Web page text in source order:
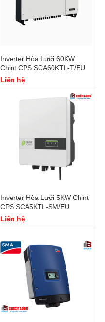
Inverter Hòa Lưới 60KW
Chint CPS SCA60KTL-T/EU
Liên hệ
Inverter Hòa Lưới 5KW Chint
CPS SCA5KTL-SM/EU
Liên hệ